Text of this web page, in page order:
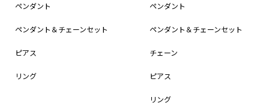
ペンダント
ペンダント＆チェーンセット
ピアス
リング
ペンダント
ペンダント＆チェーンセット
チェーン
ピアス
リング